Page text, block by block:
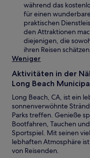
während das
für einen
praktischen
den Attraktionen
diejenigen, die
ihren Reisen
Weniger
Aktivitäten in der
Long Beach
Long Beach, CA, ist ein
sonnenverwöhnte
Parks treffen. Genieße
Bootfahren, Tauchen
Sportspiel. Mit seinen
lebhaften Atmosphäre
von Reisenden.